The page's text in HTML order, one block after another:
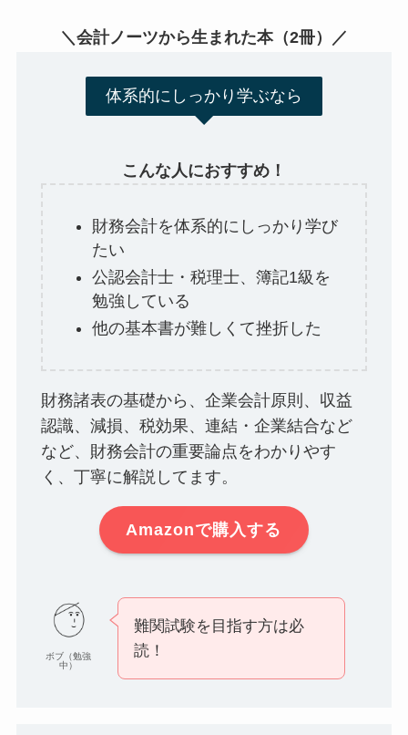
＼会計ノーツから生まれた本（2冊）／
体系的にしっかり学ぶなら
こんな人におすすめ！
財務会計を体系的にしっかり学び
たい
公認会計士・税理士、簿記1級を
勉強している
他の基本書が難しくて挫折した
財務諸表の基礎から、企業会計原則、収益
認識、減損、税効果、連結・企業結合など
など、財務会計の重要論点をわかりやす
く、丁寧に解説してます。
Amazonで購入する
ボブ（勉強
中）
難関試験を目指す方は必
読！